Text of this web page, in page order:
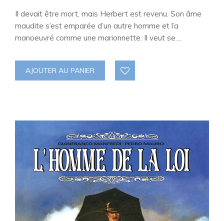
Il devait être mort, mais Herbert est revenu. Son âme
maudite s’est emparée d’un autre homme et l’a
manoeuvré comme une marionnette. Il veut se…
AJOUTER AU PANIER